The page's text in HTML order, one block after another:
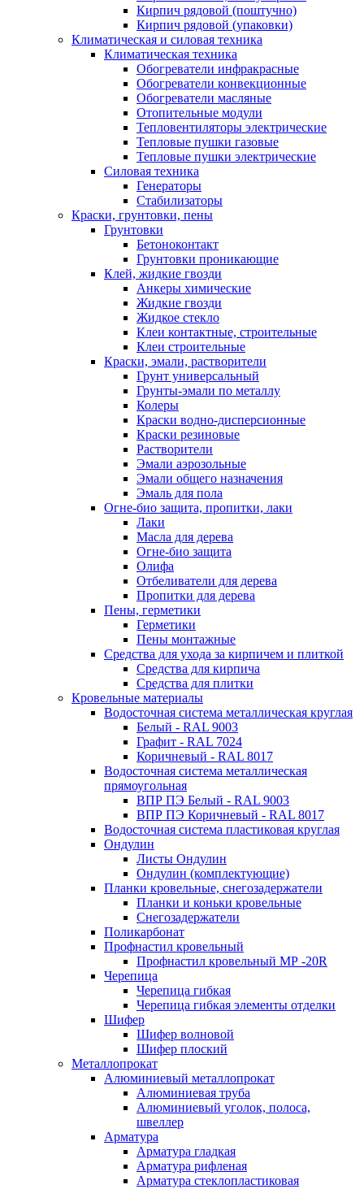
Кирпич рядовой (поштучно)
Кирпич рядовой (упаковки)
Климатическая и силовая техника
Климатическая техника
Обогреватели инфракрасные
Обогреватели конвекционные
Обогреватели масляные
Отопительные модули
Тепловентиляторы электрические
Тепловые пушки газовые
Тепловые пушки электрические
Силовая техника
Генераторы
Стабилизаторы
Краски, грунтовки, пены
Грунтовки
Бетоноконтакт
Грунтовки проникающие
Клей, жидкие гвозди
Анкеры химические
Жидкие гвозди
Жидкое стекло
Клеи контактные, строительные
Клеи строительные
Краски, эмали, растворители
Грунт универсальный
Грунты-эмали по металлу
Колеры
Краски водно-дисперсионные
Краски резиновые
Растворители
Эмали аэрозольные
Эмали общего назначения
Эмаль для пола
Огне-био защита, пропитки, лаки
Лаки
Масла для дерева
Огне-био защита
Олифа
Отбеливатели для дерева
Пропитки для дерева
Пены, герметики
Герметики
Пены монтажные
Средства для ухода за кирпичем и плиткой
Средства для кирпича
Средства для плитки
Кровельные материалы
Водосточная система металлическая круглая
Белый - RAL 9003
Графит - RAL 7024
Коричневый - RAL 8017
Водосточная система металлическая
прямоугольная
ВПР ПЭ Белый - RAL 9003
ВПР ПЭ Коричневый - RAL 8017
Водосточная система пластиковая круглая
Ондулин
Листы Ондулин
Ондулин (комплектующие)
Планки кровельные, снегозадержатели
Планки и коньки кровельные
Снегозадержатели
Поликарбонат
Профнастил кровельный
Профнастил кровельный МР -20R
Черепица
Черепица гибкая
Черепица гибкая элементы отделки
Шифер
Шифер волновой
Шифер плоский
Металлопрокат
Алюминиевый металлопрокат
Алюминиевая труба
Алюминиевый уголок, полоса,
швеллер
Арматура
Арматура гладкая
Арматура рифленая
Арматура стеклопластиковая